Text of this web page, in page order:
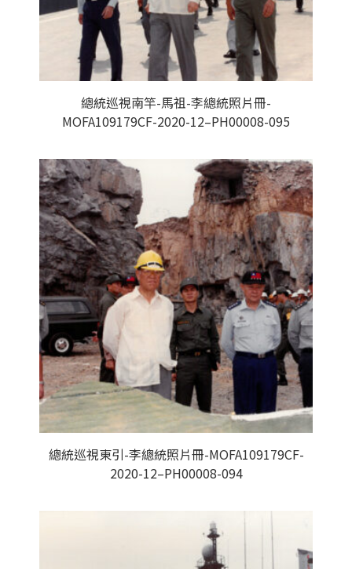
總統巡視南竿-馬祖-李總統照片冊-
MOFA109179CF-2020-12–PH00008-095
總統巡視東引-李總統照片冊-MOFA109179CF-
2020-12–PH00008-094